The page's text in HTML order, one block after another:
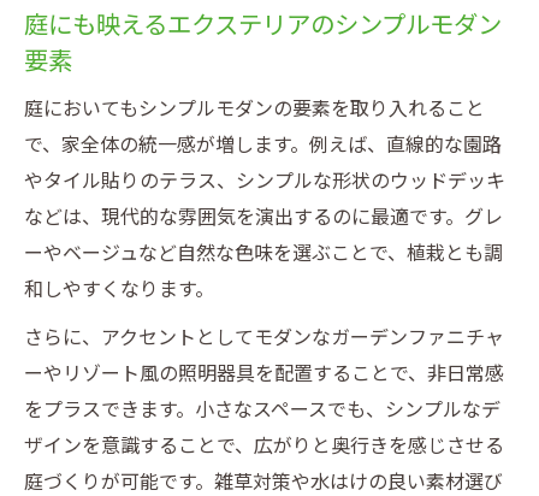
庭にも映えるエクステリアのシンプルモダン
要素
庭においてもシンプルモダンの要素を取り入れること
で、家全体の統一感が増します。例えば、直線的な園路
やタイル貼りのテラス、シンプルな形状のウッドデッキ
などは、現代的な雰囲気を演出するのに最適です。グレ
ーやベージュなど自然な色味を選ぶことで、植栽とも調
和しやすくなります。
さらに、アクセントとしてモダンなガーデンファニチャ
ーやリゾート風の照明器具を配置することで、非日常感
をプラスできます。小さなスペースでも、シンプルなデ
ザインを意識することで、広がりと奥行きを感じさせる
庭づくりが可能です。雑草対策や水はけの良い素材選び